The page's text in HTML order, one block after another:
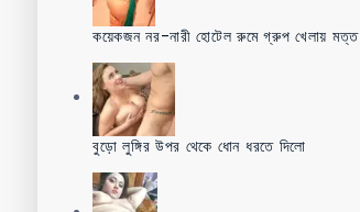
কয়েকজন নর-নারী হোটেল রুমে গ্রুপ খেলায় মত্ত
বুড়ো লুঙ্গির উপর থেকে ধোন ধরতে দিলো